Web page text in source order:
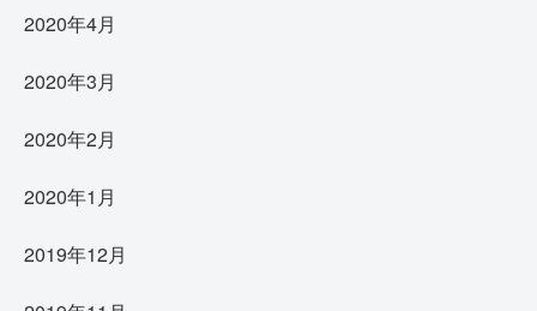
2020年4月
2020年3月
2020年2月
2020年1月
2019年12月